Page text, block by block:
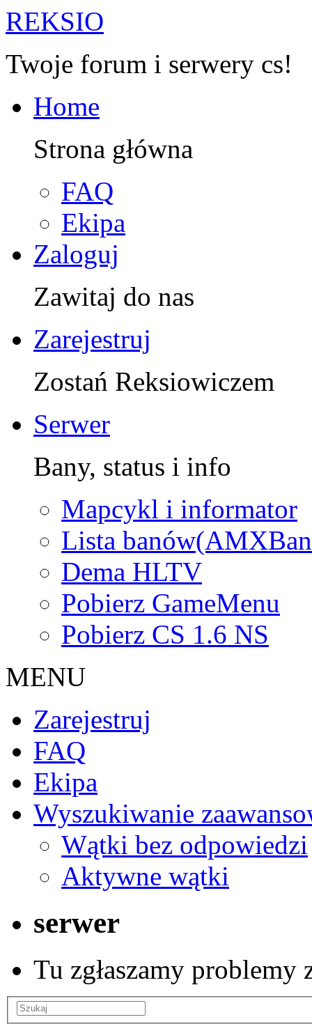
REKSIO
Twoje forum i serwery cs!
Home
Strona główna
FAQ
Ekipa
Zaloguj
Zawitaj do nas
Zarejestruj
Zostań Reksiowiczem
Serwer
Bany, status i info
Mapcykl i informator
Lista
Dema HLTV
Pobierz GameMenu
Pobierz CS 1.6 NS
MENU
Zarejestruj
FAQ
Ekipa
Wyszukiwanie
Wątki bez odpowiedzi
Aktywne wątki
serwer
Tu zgłaszamy